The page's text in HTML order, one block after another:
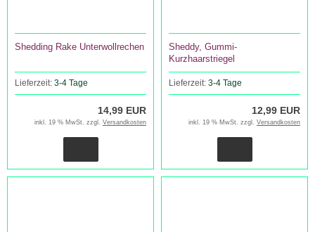
Shedding Rake Unterwollrechen
Lieferzeit: 3-4 Tage
14,99 EUR
inkl. 19 % MwSt. zzgl. Versandkosten
Sheddy, Gummi-
Kurzhaarstriegel
Lieferzeit: 3-4 Tage
12,99 EUR
inkl. 19 % MwSt. zzgl. Versandkosten